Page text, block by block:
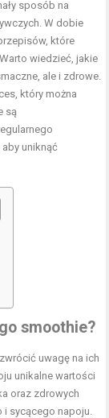
sposób na
W dobie
które
wiedzieć, jakie
ale i zdrowe.
który można
są
uniknąć
smoothie?
uwagę na ich
unikalne wartości
oraz zdrowych
i sycącego napoju.